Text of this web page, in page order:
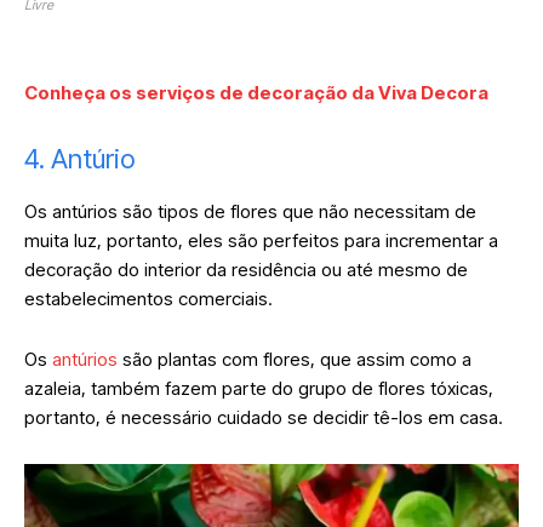
Livre
Conheça os serviços de decoração da Viva Decora
4. Antúrio
Os antúrios são tipos de flores que não necessitam de
muita luz, portanto, eles são perfeitos para incrementar a
decoração do interior da residência ou até mesmo de
estabelecimentos comerciais.
Os antúrios são plantas com flores, que assim como a
azaleia, também fazem parte do grupo de flores tóxicas,
portanto, é necessário cuidado se decidir tê-los em casa.